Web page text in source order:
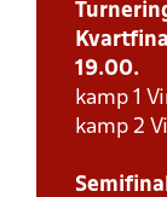
19.00.
kamp 1
kamp 2